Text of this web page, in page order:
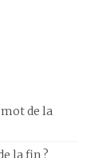
de la
la fin ?